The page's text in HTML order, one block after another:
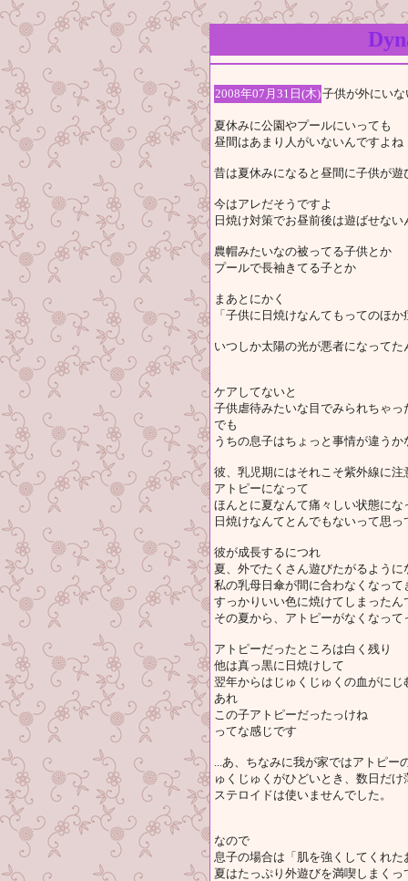
2008年07月31日(木)子供が外にい
夏休みに公園やプールにいっても
昼間はあまり人がいないんですよね
昔は夏休みになると昼間に子供が遊
今はアレだそうですよ
日焼け対策でお昼前後は遊ばせない
農帽みたいなの被ってる子供とか
プールで長袖きてる子とか
まあとにかく
「子供に日焼けなんてもってのほ
いつしか太陽の光が悪者になってた
ケアしてないと
子供虐待みたいな目でみられちゃっ
でも
うちの息子はちょっと事情が違うか
彼、乳児期にはそれこそ紫外線に
アトピーになって
ほんとに夏なんて痛々しい状態にな
日焼けなんてとんでもないって思っ
彼が成長するにつれ
夏、外でたくさん遊びたがるように
私の乳母日傘が間に合わなくなって
すっかりいい色に焼けてしまったん
その夏から、アトピーがなくなって
アトピーだったところは白く残り
他は真っ黒に日焼けして
翌年からはじゅくじゅくの血がに
あれ
この子アトピーだったっけね
ってな感じです
...あ、ちなみに我が家ではアトピー
ゅくじゅくがひどいとき、数日だ
ステロイドは使いませんでした。
なので
息子の場合は「肌を強くしてくれ
夏はたっぷり外遊びを満喫しまくっ